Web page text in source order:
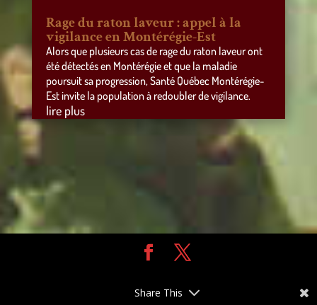
Rage du raton laveur : appel à la
vigilance en Montérégie-Est
Alors que plusieurs cas de rage du raton laveur ont
été détectés en Montérégie et que la maladie
poursuit sa progression, Santé Québec Montérégie-
Est invite la population à redoubler de vigilance.
lire plus
WordPress
Share This